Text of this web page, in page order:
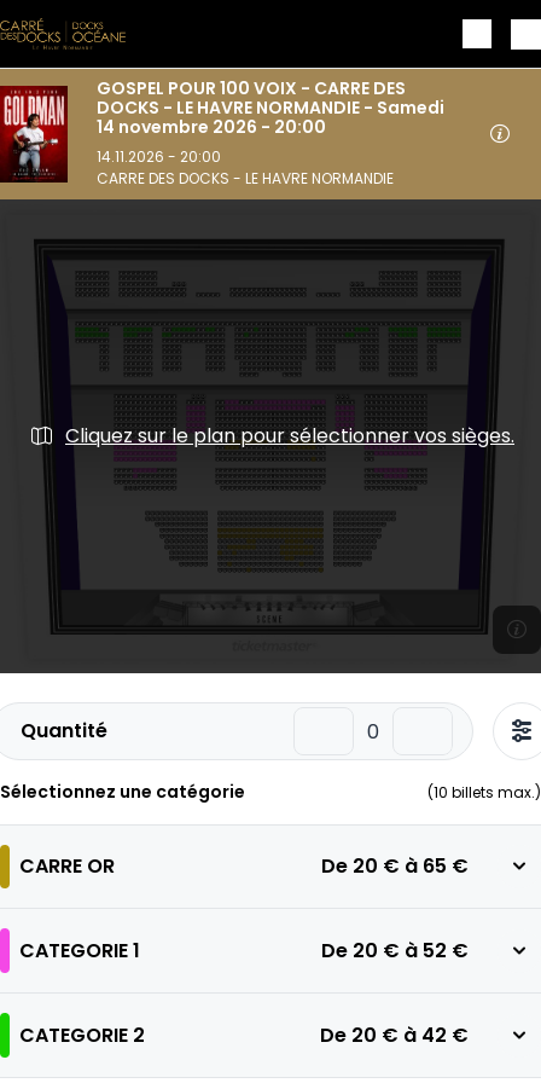
Aller au contenu principal
GOSPEL POUR 100 VOIX - CARRE DES
DOCKS - LE HAVRE NORMANDIE - Samedi
14 novembre 2026 - 20:00
14.11.2026 - 20:00
CARRE DES DOCKS - LE HAVRE NORMANDIE
Cliquez sur le plan pour sélectionner vos sièges.
Quantité
Sélectionnez une catégorie (10 billets max.)
CARRE OR De 20 € à 65 €
CATEGORIE 1 De 20 € à 52 €
CATEGORIE 2 De 20 € à 42 €